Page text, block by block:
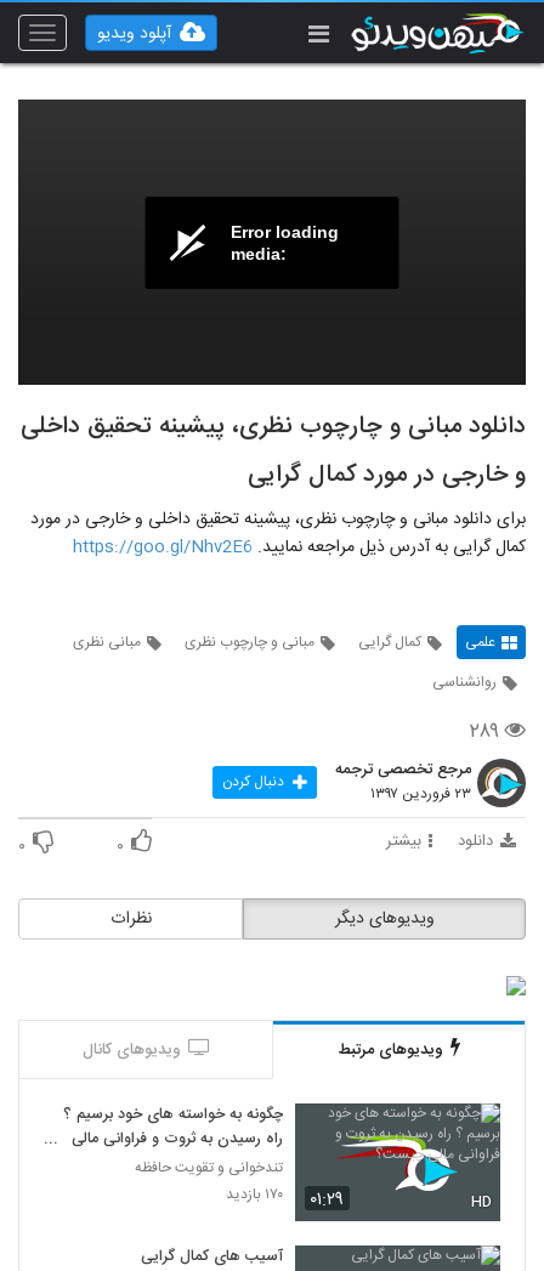
Toggle
آپلود ویدیو
Error loading
media:
دانلود مبانی و چارچوب نظری، پیشینه تحقیق داخلی
و خارجی در مورد کمال گرایی
برای دانلود مبانی و چارچوب نظری، پیشینه تحقیق داخلی و خارجی در مورد
کمال گرایی به آدرس ذیل مراجعه نمایید. https://goo.gl/Nhv2E6
علمی کمال گرایی مبانی و چارچوب نظری
مبانی نظری
روانشناسی
۲۸۹
مرجع تخصصی ترجمه
۲۳ فروردین ۱۳۹۷ دنبال کردن
دانلود بیشتر ۰ ۰
نظرات ویدیوهای دیگر
ویدیوهای مرتبط ویدیوهای کانال
۰۱:۲۹ HD
چگونه به خواسته های خود برسیم ؟
راه رسیدن به ثروت و فراوانی مالی
چیست؟
تندخوانی و تقویت حافظه
۱۷۰ بازدید
آسیب های کمال گرایی